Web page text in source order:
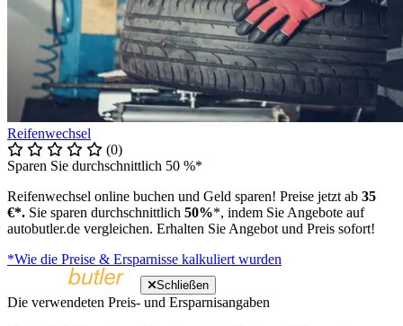
Reifenwechsel
(0)
Sparen Sie durchschnittlich 50 %*
Reifenwechsel online buchen und Geld sparen! Preise jetzt ab 35
€*. Sie sparen durchschnittlich 50%*, indem Sie Angebote auf
autobutler.de vergleichen. Erhalten Sie Angebot und Preis sofort!
*Wie die Preise & Ersparnisse kalkuliert wurden
Schließen
Die verwendeten Preis- und Ersparnisangaben